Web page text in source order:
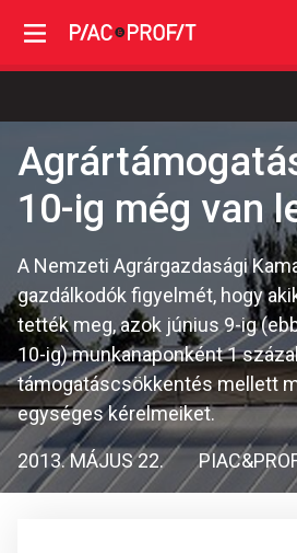
10-ig még van
A Nemzeti Agrárgazdasági
gazdálkodók figyelmét, hogy
tették meg, azok június 9-ig
10-ig) munkanaponként 1
támogatáscsökkentés mellett
egységes kérelmeiket.
2013. MÁJUS 22.